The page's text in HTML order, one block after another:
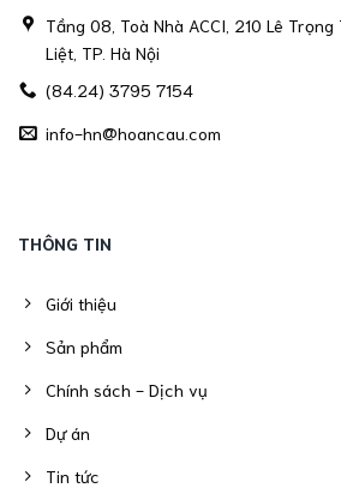
Tầng 08, Toà Nhà ACCI, 210 Lê
Liệt, TP. Hà Nội
(84.24) 3795 7154
info-hn@hoancau.com
THÔNG TIN
Giới thiệu
Sản phẩm
Chính sách - Dịch vụ
Dự án
Tin tức